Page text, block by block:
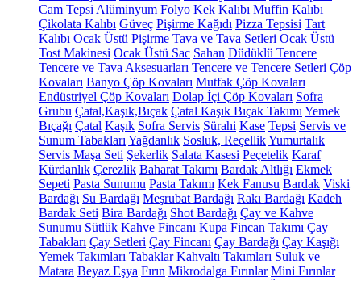
Cam Tepsi Alüminyum Folyo Kek Kalıbı Muffin Kalıbı
Çikolata Kalıbı Güveç Pişirme Kağıdı Pizza Tepsisi Tart
Kalıbı Ocak Üstü Pişirme Tava ve Tava Setleri Ocak Üstü
Tost Makinesi Ocak Üstü Sac Sahan Düdüklü Tencere
Tencere ve Tava Aksesuarları Tencere ve Tencere Setleri Çöp
Kovaları Banyo Çöp Kovaları Mutfak Çöp Kovaları
Endüstriyel Çöp Kovaları Dolap İçi Çöp Kovaları Sofra
Grubu Çatal,Kaşık,Bıçak Çatal Kaşık Bıçak Takımı Yemek
Bıçağı Çatal Kaşık Sofra Servis Sürahi Kase Tepsi Servis ve
Sunum Tabakları Yağdanlık Sosluk, ReçellikYumurtalık
Servis Maşa Seti Şekerlik Salata Kasesi Peçetelik Karaf
Kürdanlık Çerezlik Baharat Takımı Bardak Altlığı Ekmek
Sepeti Pasta Sunumu Pasta Takımı Kek Fanusu Bardak Viski
Bardağı Su Bardağı Meşrubat Bardağı Rakı Bardağı Kadeh
Bardak Seti Bira Bardağı Shot Bardağı Çay ve Kahve
Sunumu Sütlük Kahve Fincanı Kupa Fincan Takımı Çay
Tabakları Çay Setleri Çay Fincanı Çay Bardağı Çay Kaşığı
Yemek Takımları Tabaklar Kahvaltı Takımları Suluk ve
Matara Beyaz Eşya Fırın Mikrodalga Fırınlar Mini Fırınlar